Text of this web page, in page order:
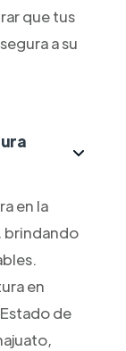
que tus
a su
en la
brindando
en
de